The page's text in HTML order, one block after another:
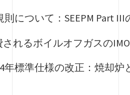
則について：SEEPM Part
れるボイルオフガスの
年標準仕様の改正：焼却